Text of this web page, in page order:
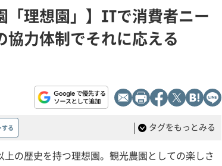
「理想園」】ITで消費者ニー
力体制でそれに応える
する | タグをもっとみる
の歴史を持つ理想園。観光農園としての楽しさ